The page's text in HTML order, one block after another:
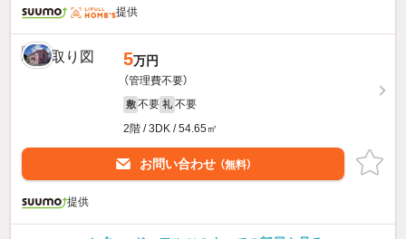
提供
5万円
（管理費不要）
敷 不要 礼 不要
2階 / 3DK / 54.65㎡
お問い合わせ （無料）
提供